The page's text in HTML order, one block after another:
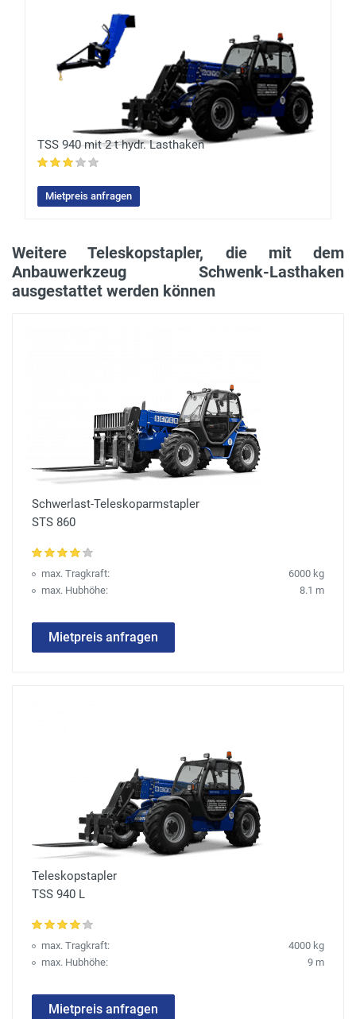
TSS 940 mit 2 t hydr. Lasthaken
Mietpreis anfragen
Weitere Teleskopstapler, die mit dem
Anbauwerkzeug Schwenk-Lasthaken
ausgestattet werden können
Schwerlast-Teleskoparmstapler
STS 860
max. Tragkraft:
6000 kg
max. Hubhöhe:
8.1 m
Mietpreis anfragen
Teleskopstapler
TSS 940 L
max. Tragkraft:
4000 kg
max. Hubhöhe:
9 m
Mietpreis anfragen